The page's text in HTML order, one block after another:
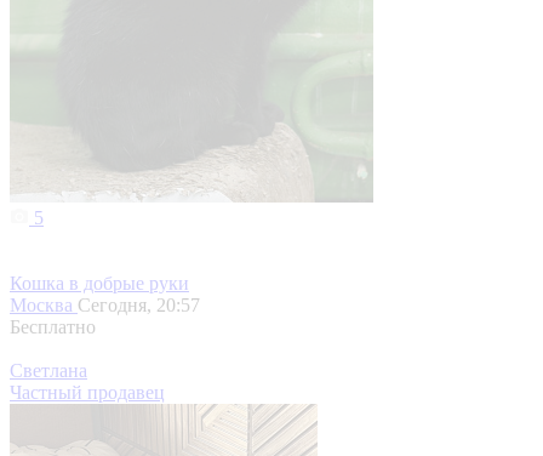
5
Кошка в добрые руки
Москва Сегодня, 20:57
Бесплатно
Светлана
Частный продавец